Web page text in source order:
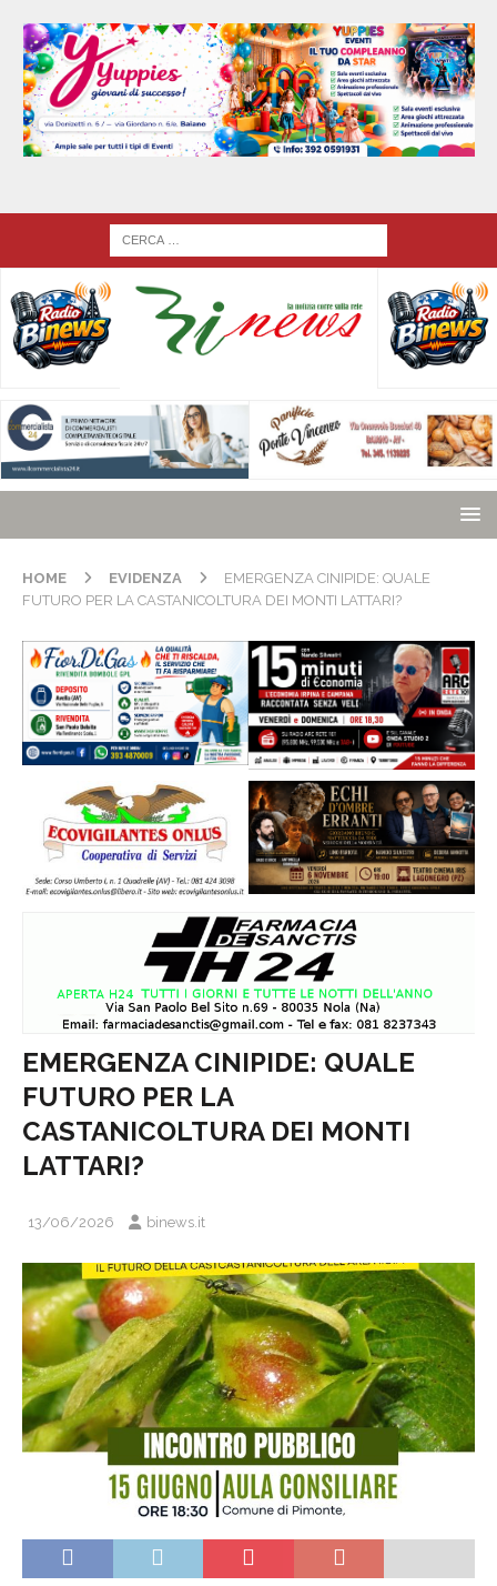
HOME EVIDENZA
EMERGENZA CINIPIDE: QUALE
FUTURO PER LA CASTANICOLTURA DEI MONTI LATTARI?
EMERGENZA CINIPIDE: QUALE
FUTURO PER LA
CASTANICOLTURA DEI MONTI
LATTARI?
13/06/2026 binews.it